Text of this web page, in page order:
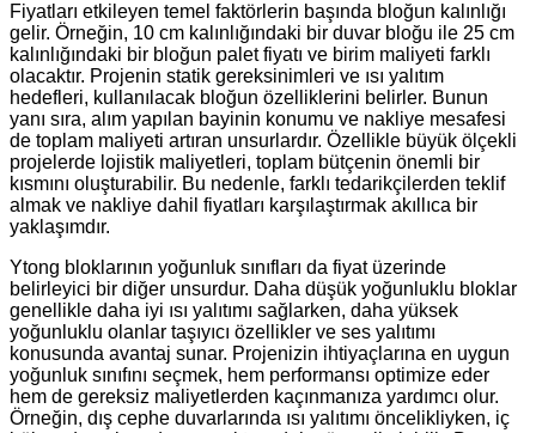
Fiyatları etkileyen temel faktörlerin başında bloğun kalınlığı
gelir. Örneğin, 10 cm kalınlığındaki bir duvar bloğu ile 25 cm
kalınlığındaki bir bloğun palet fiyatı ve birim maliyeti farklı
olacaktır. Projenin statik gereksinimleri ve ısı yalıtım
hedefleri, kullanılacak bloğun özelliklerini belirler. Bunun
yanı sıra, alım yapılan bayinin konumu ve nakliye mesafesi
de toplam maliyeti artıran unsurlardır. Özellikle büyük ölçekli
projelerde lojistik maliyetleri, toplam bütçenin önemli bir
kısmını oluşturabilir. Bu nedenle, farklı tedarikçilerden teklif
almak ve nakliye dahil fiyatları karşılaştırmak akıllıca bir
yaklaşımdır.
Ytong bloklarının yoğunluk sınıfları da fiyat üzerinde
belirleyici bir diğer unsurdur. Daha düşük yoğunluklu bloklar
genellikle daha iyi ısı yalıtımı sağlarken, daha yüksek
yoğunluklu olanlar taşıyıcı özellikler ve ses yalıtımı
konusunda avantaj sunar. Projenizin ihtiyaçlarına en uygun
yoğunluk sınıfını seçmek, hem performansı optimize eder
hem de gereksiz maliyetlerden kaçınmanıza yardımcı olur.
Örneğin, dış cephe duvarlarında ısı yalıtımı öncelikliyken, iç